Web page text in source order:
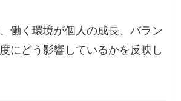
働く環境が個人の成長、バラン
にどう影響しているかを反映し